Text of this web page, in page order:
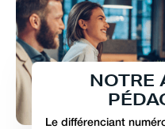
NOTRE
PÉDA
Le différenciant